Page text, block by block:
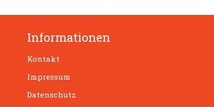
Informationen
Kontakt
Impressum
Datenschutz